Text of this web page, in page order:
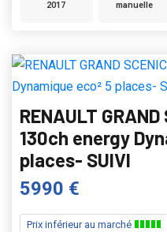
2017 manuelle
RENAULT GRAND
130ch energy
places- SUIVI
5990 €
Prix inférieur au marché